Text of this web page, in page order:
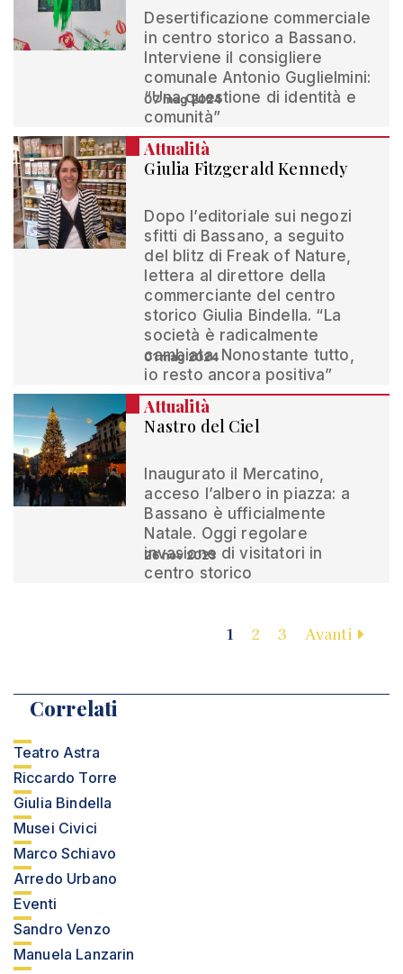
Desertificazione commerciale
in centro storico a Bassano.
Interviene il consigliere
comunale Antonio Guglielmini:
“Una questione di identità e
comunità”
07 mag 2024
Attualità
Giulia Fitzgerald Kennedy
Dopo l’editoriale sui negozi
sfitti di Bassano, a seguito
del blitz di Freak of Nature,
lettera al direttore della
commerciante del centro
storico Giulia Bindella. “La
società è radicalmente
cambiata. Nonostante tutto,
io resto ancora positiva”
01 mag 2024
Attualità
Nastro del Ciel
Inaugurato il Mercatino,
acceso l’albero in piazza: a
Bassano è ufficialmente
Natale. Oggi regolare
invasione di visitatori in
centro storico
26 nov 2023
1 2 3 Avanti
Correlati
Teatro Astra
Riccardo Torre
Giulia Bindella
Musei Civici
Marco Schiavo
Arredo Urbano
Eventi
Sandro Venzo
Manuela Lanzarin